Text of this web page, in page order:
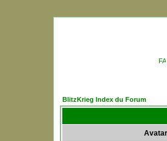
BlitzKrieg Index du Forum
Avatar